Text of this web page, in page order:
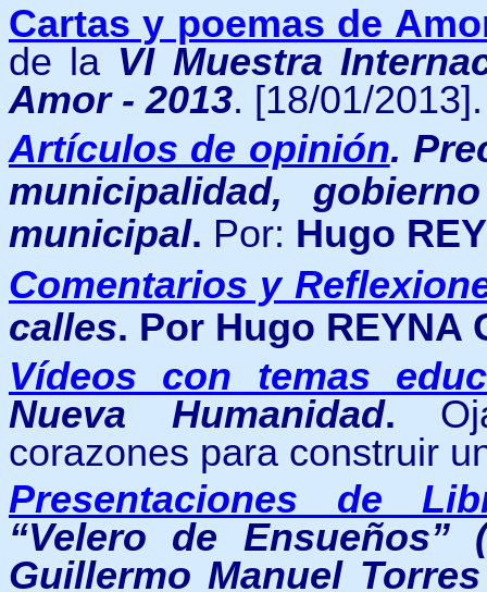
Cartas y poemas de
de la VI Muestra
Amor - 2013. [18/01/2013].
Artículos de opinión.
municipalidad,
municipal. Por: Hugo
Comentarios y
calles. Por Hugo REYNA
Vídeos con temas
Nueva Humanidad. O
corazones para construir
Presentaciones de
“Velero de
Guillermo Manuel